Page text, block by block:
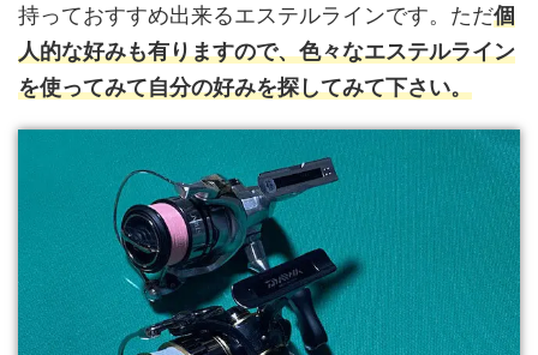
持っておすすめ出来るエステルラインです。ただ個
人的な好みも有りますので、色々なエステルライン
を使ってみて自分の好みを探してみて下さい。